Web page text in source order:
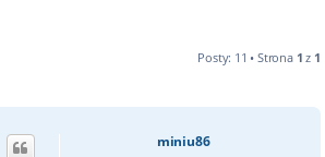
Posty: 11 • Strona 1 z 1
miniu86